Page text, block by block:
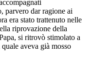
parvero dar ragione ai
era stato trattenuto nelle
riprovazione della
si ritrovò stimolato a
aveva già mosso